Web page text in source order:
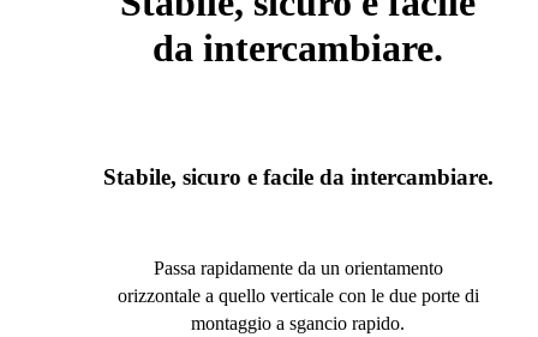
da intercambiare.
Stabile, sicuro e facile da intercambiare.
Passa rapidamente da un orientamento
orizzontale a quello verticale con le due porte di
montaggio a sgancio rapido.